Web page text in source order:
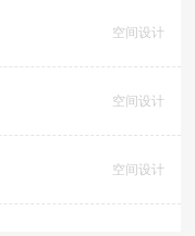
空间设计
空间设计
空间设计